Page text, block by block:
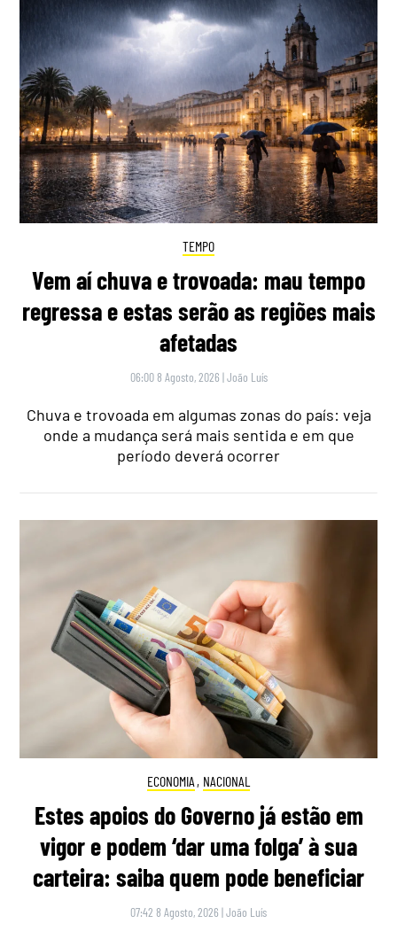
TEMPO
Vem aí chuva e trovoada: mau tempo
regressa e estas serão as regiões mais
afetadas
06:00 8 Agosto, 2026 |João Luís
Chuva e trovoada em algumas zonas do país: veja
onde a mudança será mais sentida e em que
período deverá ocorrer
ECONOMIA , NACIONAL
Estes apoios do Governo já estão em
vigor e podem ‘dar uma folga’ à sua
carteira: saiba quem pode beneficiar
07:42 8 Agosto, 2026 |João Luís